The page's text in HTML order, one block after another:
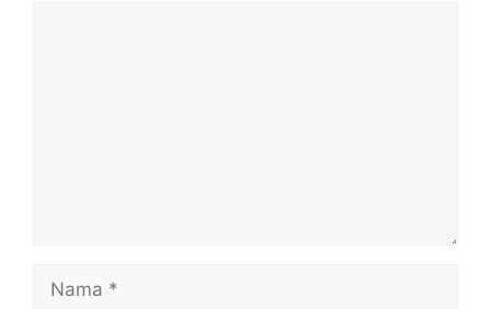
Nama